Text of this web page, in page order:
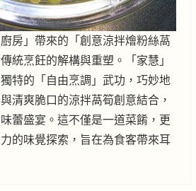
房」帶來的「創意涼拌燴粉絲萵
統烹飪的解構與重塑。「家慧」
特的「自由烹調」武功，巧妙地
清爽脆口的涼拌萵筍創意結合，
蕾盛宴。這不僅是一道菜餚，更
的味覺探索，旨在為食客帶來耳